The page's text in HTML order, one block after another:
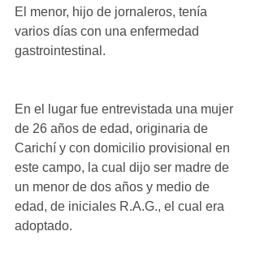
El menor, hijo de jornaleros, tenía
varios días con una enfermedad
gastrointestinal.
En el lugar fue entrevistada una mujer
de 26 años de edad, originaria de
Carichí y con domicilio provisional en
este campo, la cual dijo ser madre de
un menor de dos años y medio de
edad, de iniciales R.A.G., el cual era
adoptado.